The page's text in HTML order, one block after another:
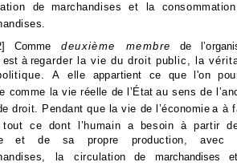
de marchandises et la
Comme deuxième membre
de
est à re­garder la vie du droit public, la
A elle
appartient ce que l'on
comme la vie réelle de l’État au sens de
droit. Pendant que la vie de l’économie a à
tout ce dont l’humain a besoin à partir
et de sa propre production, avec
la circulation
de marchandises